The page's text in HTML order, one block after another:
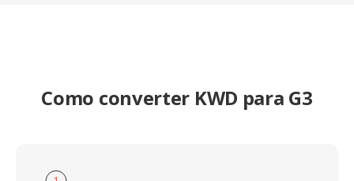
Como converter KWD para G3